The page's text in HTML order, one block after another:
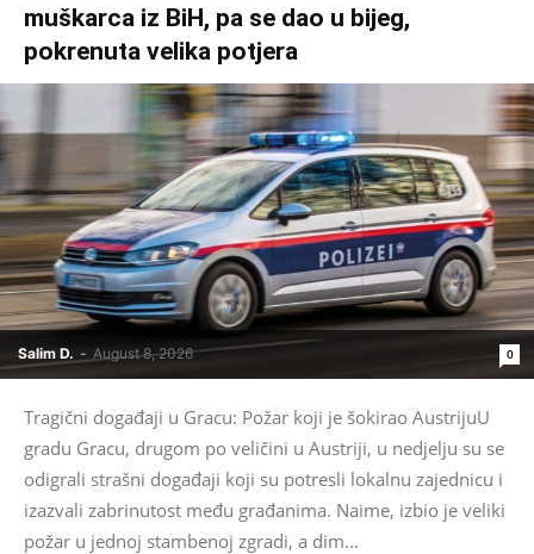
muškarca iz BiH, pa se dao u bijeg,
pokrenuta velika potjera
Salim D. - August 8, 2026 0
Tragični događaji u Gracu: Požar koji je šokirao AustrijuU
gradu Gracu, drugom po veličini u Austriji, u nedjelju su se
odigrali strašni događaji koji su potresli lokalnu zajednicu i
izazvali zabrinutost među građanima. Naime, izbio je veliki
požar u jednoj stambenoj zgradi, a dim...